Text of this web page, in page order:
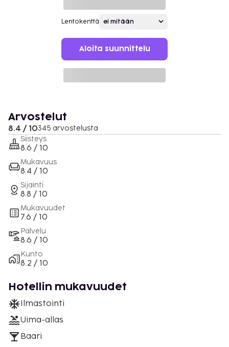
Lentokenttä
Aloita suunnittelu
Arvostelut
8.4 / 10345 arvostelusta
Siisteys
8.6 / 10
Mukavuus
8.4 / 10
Sijainti
8.8 / 10
Mukavuudet
7.6 / 10
Palvelu
8.6 / 10
Kunto
8.2 / 10
Hotellin mukavuudet
Ilmastointi
Uima-allas
Baari